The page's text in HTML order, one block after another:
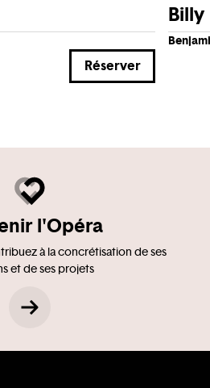
Réserver
Billy
l'Opéra
à la concrétisation de ses
et de ses projets